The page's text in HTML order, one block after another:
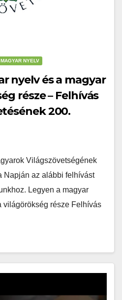
MAGYAR NYELV
nyelv és a magyar
része – Felhívás
200.
Világszövetségének
Napján az alábbi felhívást
Legyen a magyar
világörökség része Felhívás